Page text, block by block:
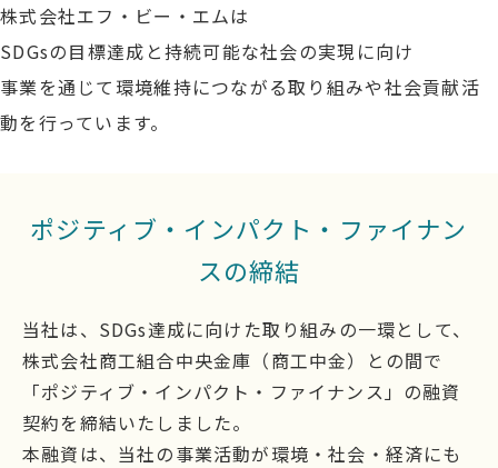
SDGs
株式会社エフ・ビー・エムは
SDGsの目標達成と持続可能な社会の実現に向け
事業を通じて環境維持につながる取り組みや社会貢献活
動を行っています。
ポジティブ・インパクト・ファイナン
スの締結
当社は、SDGs達成に向けた取り組みの一環として、
株式会社商工組合中央金庫（商工中金）との間で
「ポジティブ・インパクト・ファイナンス」の融資
契約を締結いたしました。
本融資は、当社の事業活動が環境・社会・経済にも